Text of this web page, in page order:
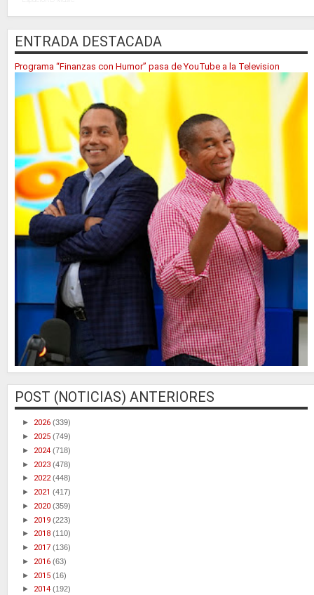
ENTRADA DESTACADA
Programa “Finanzas con Humor” pasa de YouTube a la Television
POST (NOTICIAS) ANTERIORES
► 2026 (339)
► 2025 (749)
► 2024 (718)
► 2023 (478)
► 2022(448)
► 2021 (417)
► 2020 (359)
► 2019 (223)
► 2018 (110)
► 2017 (136)
► 2016 (63)
► 2015 (16)
► 2014 (192)